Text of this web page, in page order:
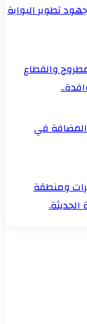
تطوير البوابة
والقطاع
المضافة في
ومنطقة